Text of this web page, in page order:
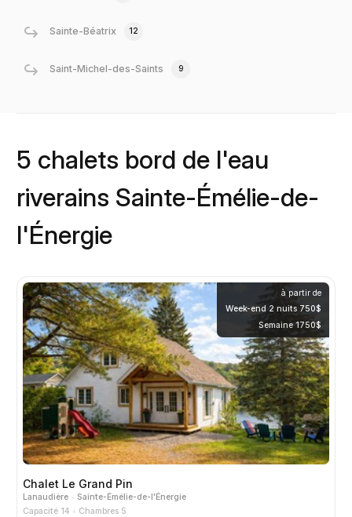
Sainte-Béatrix 12
Saint-Michel-des-Saints 9
5 chalets bord de l'eau
riverains Sainte-Émélie-de-
l'Énergie
à partir de
Week-end 2 nuits 750$
Semaine 1750$
Chalet Le Grand Pin
Lanaudière
Sainte-Émélie-de-l'Énergie
Capacité 14
Chambres 5